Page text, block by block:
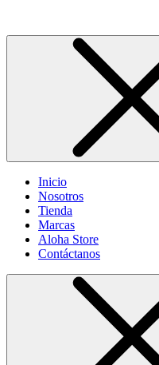
Inicio
Nosotros
Tienda
Marcas
Aloha Store
Contáctanos